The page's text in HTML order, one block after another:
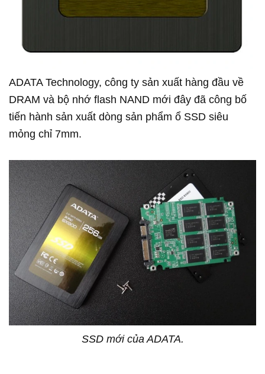
ADATA Technology, công ty sản xuất hàng đầu về
DRAM và bộ nhớ flash NAND mới đây đã công bố
tiến hành sản xuất dòng sản phẩm ổ SSD siêu
mỏng chỉ 7mm.
SSD mới của ADATA.